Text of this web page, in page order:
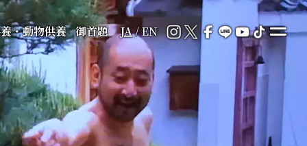
・動物供養 御首題 JA/EN